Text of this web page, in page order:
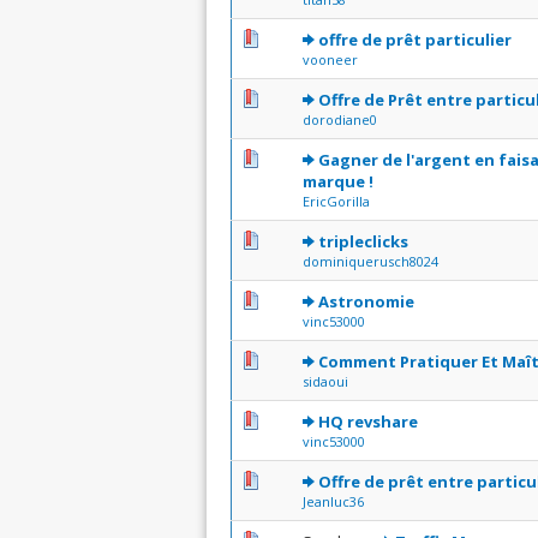
offre de prêt particulier
vooneer
0 Votes - 0 sur 5 en moyenne
1234 5
Offre de Prêt entre
dorodiane0
0 Votes - 0 sur 5 en moyenne
1234 5
Gagner de l'argent en
marque !
EricGorilla
0 Votes - 0 sur 5 en moyenne
12 345
tripleclicks
dominiquerusch8024
0 Votes - 0 sur 5 en moyenne
123
Astronomie
vinc53000
0 Votes - 0 sur 5 en moyenne
1234
Comment Pratiquer Et
sidaoui
0 Votes - 0 sur 5 en moyenne
12345
HQ revshare
vinc53000
0 Votes - 0 sur 5 en moyenne
1234
Offre de prêt entre
Jeanluc36
0 Votes - 0 sur 5 en moyenne
1234 5